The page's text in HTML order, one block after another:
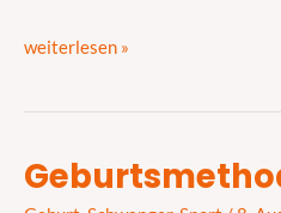
weiterlesen »
Geburtsmethode
Pezziball